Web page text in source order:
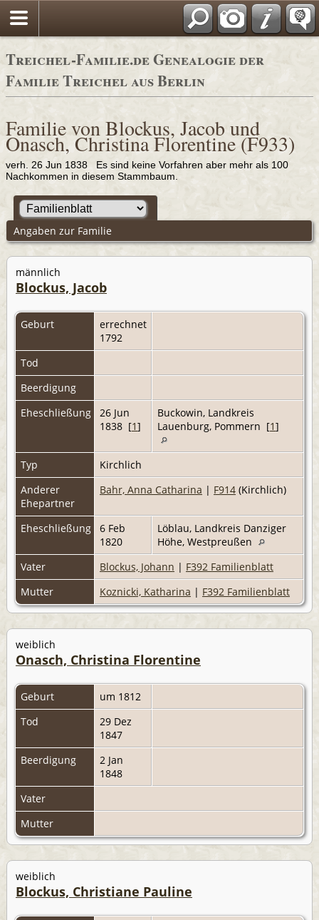
Adressbücher
Treichel-Familie.de Genealogie der
Familie Treichel aus Berlin
Familie von Blockus, Jacob und
Onasch, Christina Florentine (F933)
verh. 26 Jun 1838 Es sind keine Vorfahren aber mehr als 100
Nachkommen in diesem Stammbaum.
Angaben zur Familie
männlich
Blockus, Jacob
Geburt
errechnet
1792
Tod
Beerdigung
Eheschließung
26 Jun
1838 [1]
Buckowin, Landkreis
Lauenburg, Pommern [1]
Typ
Kirchlich
Anderer
Ehepartner
Bahr, Anna Catharina | F914 (Kirchlich)
Eheschließung
6 Feb
1820
Löblau, Landkreis Danziger
Höhe, Westpreußen
Vater
Blockus, Johann | F392 Familienblatt
Mutter
Koznicki, Katharina | F392 Familienblatt
weiblich
Onasch, Christina Florentine
Geburt
um 1812
Tod
29 Dez
1847
Beerdigung
2 Jan
1848
Vater
Mutter
weiblich
Blockus, Christiane Pauline